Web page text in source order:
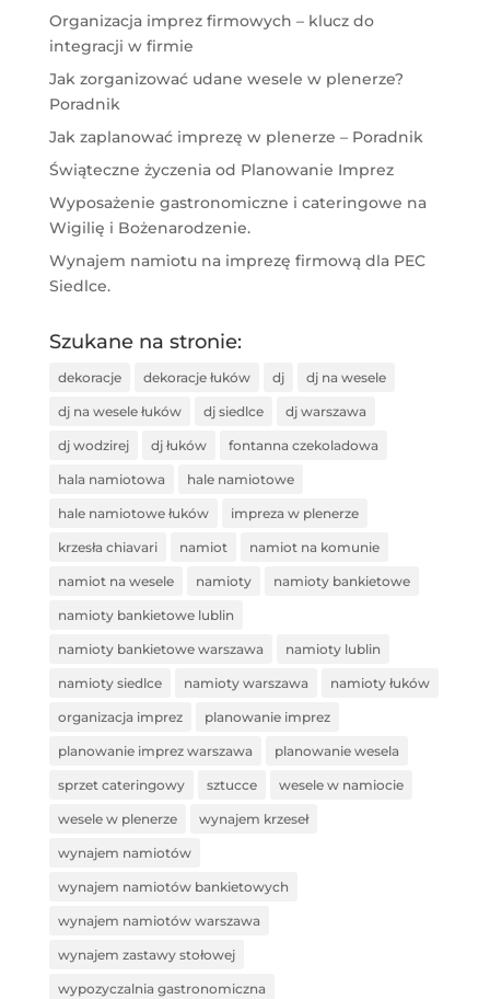
Organizacja imprez firmowych – klucz do
integracji w firmie
Jak zorganizować udane wesele w plenerze?
Poradnik
Jak zaplanować imprezę w plenerze – Poradnik
Świąteczne życzenia od Planowanie Imprez
Wyposażenie gastronomiczne i cateringowe na
Wigilię i Bożenarodzenie.
Wynajem namiotu na imprezę firmową dla PEC
Siedlce.
Szukane na stronie:
dekoracje dekoracje łuków dj dj na wesele
dj na wesele łuków dj siedlce dj warszawa
dj wodzirej dj łuków fontanna czekoladowa
hala namiotowa hale namiotowe
hale namiotowe łuków impreza w plenerze
krzesła chiavari namiot namiot na komunie
namiot na wesele namioty namioty bankietowe
namioty bankietowe lublin
namioty bankietowe warszawa namioty lublin
namioty siedlce namioty warszawa namioty łuków
organizacja imprez planowanie imprez
planowanie imprez warszawa planowanie wesela
sprzet cateringowy sztucce wesele w namiocie
wesele w plenerze wynajem krzeseł
wynajem namiotów
wynajem namiotów bankietowych
wynajem namiotów warszawa
wynajem zastawy stołowej
wypozyczalnia gastronomiczna